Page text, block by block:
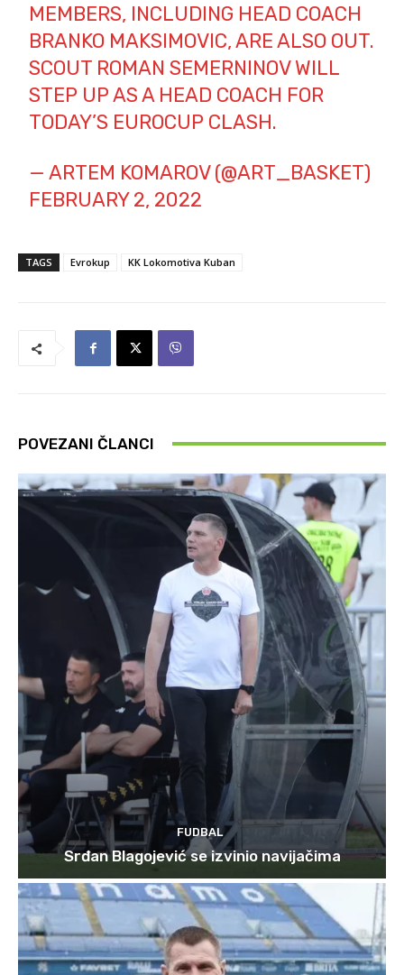
MEMBERS, INCLUDING HEAD COACH
BRANKO MAKSIMOVIC, ARE ALSO OUT.
SCOUT ROMAN SEMERNINOV WILL
STEP UP AS A HEAD COACH FOR
TODAY’S EUROCUP CLASH.
— ARTEM KOMAROV (@ART_BASKET)
FEBRUARY 2, 2022
TAGS Evrokup KK Lokomotiva Kuban
POVEZANI ČLANCI
FUDBAL
Srđan Blagojević se izvinio navijačima